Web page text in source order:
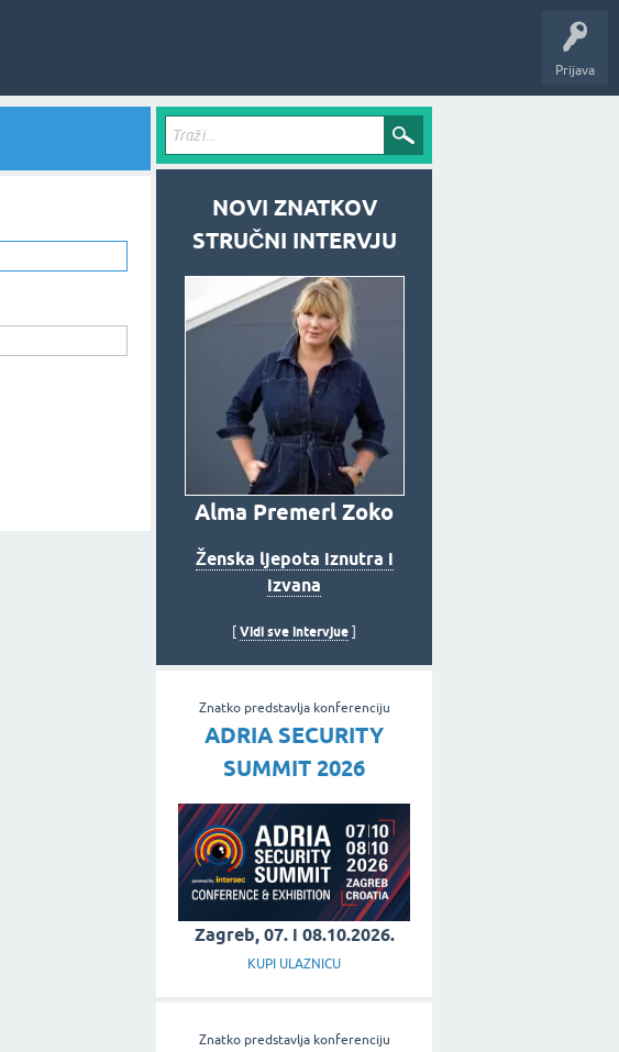
Prijava
NOVI ZNATKOV
STRUČNI INTERVJU
Alma Premerl Zoko
Ženska ljepota iznutra i
izvana
Vidi sve intervjue
Znatko predstavlja konferenciju
ADRIA SECURITY
SUMMIT 2026
Zagreb, 07. i 08.10.2026.
KUPI ULAZNICU
Znatko predstavlja konferenciju